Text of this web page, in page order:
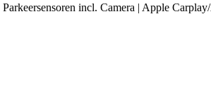
incl. Camera | Apple